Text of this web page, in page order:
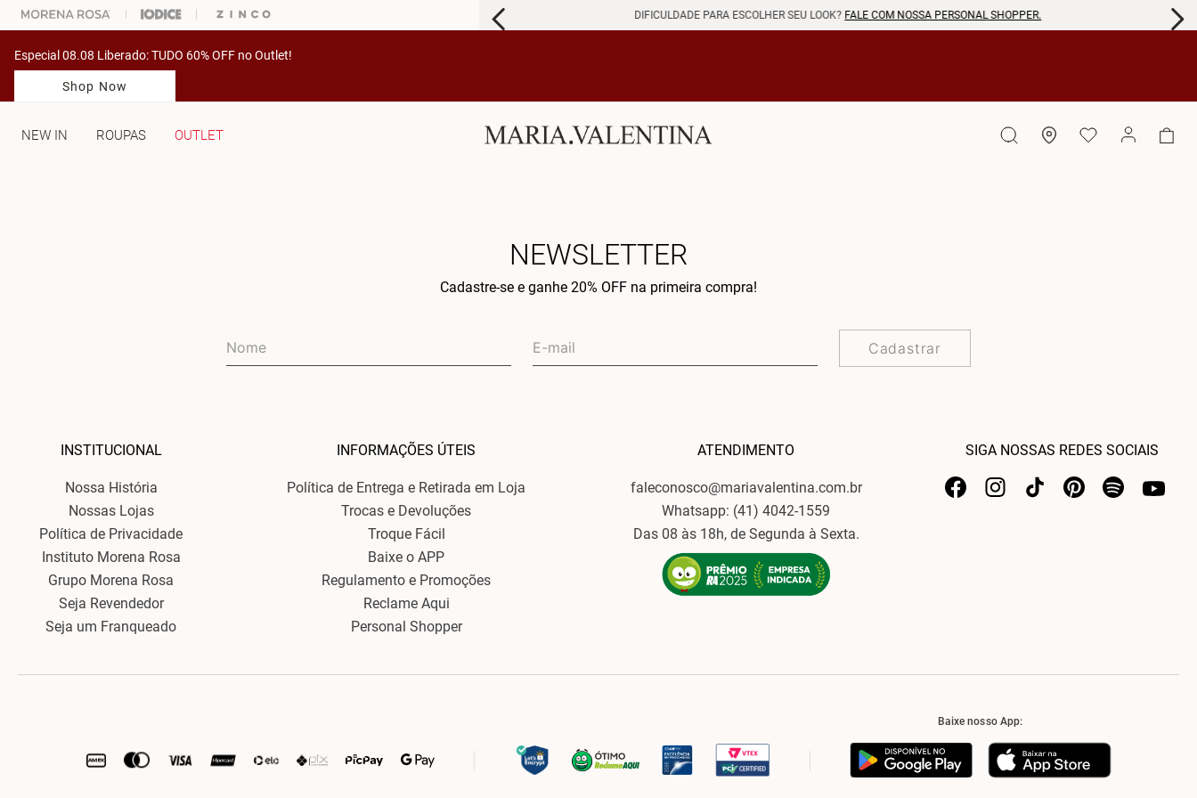
OFF NA SUA 1° COMPRA USANDO O CUPOM: PRIMEIRAMV DIFICULDADE PARA ESCOLHER SEU LOOK? FALE COM NOSSA PERSONAL SHOPPER.
Especial 08.08 Liberado: TUDO 60% OFF no Outlet!
Shop Now
NEW IN ROUPAS OUTLET
NEWSLETTER
Cadastre-se e ganhe 20% OFF na primeira compra!
Cadastrar
INSTITUCIONAL
Nossa História
Nossas Lojas
Política de Privacidade
Instituto Morena Rosa
Grupo Morena Rosa
Seja Revendedor
Seja um Franqueado
INFORMAÇÕES ÚTEIS
Política de Entrega e Retirada em Loja
Trocas e Devoluções
Troque Fácil
Baixe o APP
Regulamento e Promoções
Reclame Aqui
Personal Shopper
ATENDIMENTO
faleconosco@mariavalentina.com.br
Whatsapp: (41) 4042-1559
Das 08 às 18h, de Segunda à Sexta.
SIGA NOSSAS REDES SOCIAIS
Baixe nosso App: